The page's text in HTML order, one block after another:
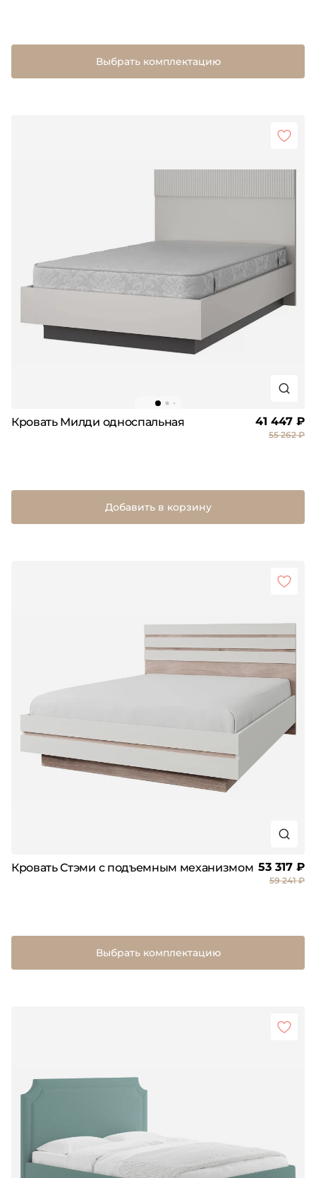
Выбрать комплектацию
Кровать Милди односпальная 41 447 ₽
55 262 ₽
Добавить в корзину
Кровать Стэми с подъемным механизмом 53 317 ₽
59 241 ₽
Выбрать комплектацию